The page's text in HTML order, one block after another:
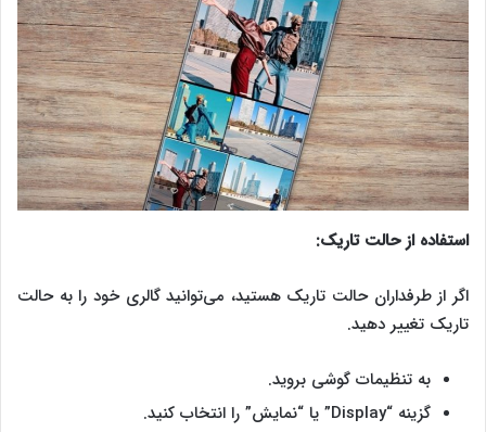
استفاده از حالت تاریک:
اگر از طرفداران حالت تاریک هستید، می‌توانید گالری خود را به حالت
تاریک تغییر دهید.
به تنظیمات گوشی بروید.
گزینه “Display” یا “نمایش” را انتخاب کنید.